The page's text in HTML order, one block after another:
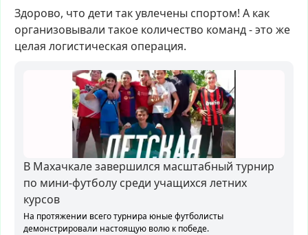
Здорово, что дети такувлечены спортом! А как
организовывали такое количество команд-это же
целая логистическая операция.
В Махачкале завершился масштабный турнир
по мини-футболу среди учащихся летних
курсов
На протяжении всего турнира юные футболисты
демонстрировали настоящую волю к победе.